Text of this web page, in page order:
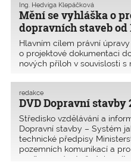
k jejímu
Mění se vyhláška o
dopravních staveb od
Ing. Hedviga Klepáčková
Hlavním cílem právní
o projektové dokumentaci
nových příloh v souvislosti s
o dokumentaci staveb, ve
DVD Dopravní stavby
redakce
Středisko vzdělávání a
Dopravní ­stavby – Systém
technické předpisy
pozemních komunikací a
ceníky a právní předpisy